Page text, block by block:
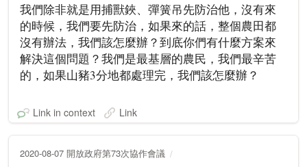
我們除非就是用捕獸鋏、彈簧吊先防治他，沒有來
的時候，我們要先防治，如果來的話，整個農田都
沒有辦法，我們該怎麼辦？到底你們有什麼方案來
解決這個問題？我們是最基層的農民，我們最辛苦
的，如果山豬3分地都處理完，我們該怎麼辦？
Link in context Link
2020-08-07 開放政府第73次協作會議